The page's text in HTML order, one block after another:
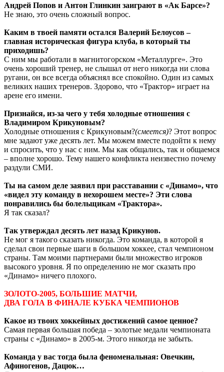
Андрей Попов и Антон Глинкин заиграют в «Ак Барсе»?
Не знаю, это очень сложный вопрос.
Каким в твоей памяти остался Валерий Белоусов –
главная историческая фигура клуба, в который ты
приходишь?
С ним мы работали в магнитогорском «Металлурге». Это
очень хороший тренер, не слышал от него никогда ни слова
ругани, он все всегда объяснял все спокойно. Один из самых
великих наших тренеров. Здорово, что «Трактор» играет на
арене его имени.
Признайся, из-за чего у тебя холодные отношения с
Владимиром Крикуновым?
Холодные отношения с Крикуновым?(смеется)? Этот вопрос
мне задают уже десять лет. Мы можем вместе подойти к нему
и спросить, что у нас с ним. Мы как общались, так и общаемся
– вполне хорошо. Тему нашего конфликта неизвестно почему
раздули СМИ.
Ты на самом деле заявил при расставании с «Динамо», что
«видел эту команду в нехорошем месте»? Эти слова
понравились бы болельщикам «Трактора».
Я так сказал?
Так утверждал десять лет назад Крикунов.
Не мог я такого сказать никогда. Это команда, в которой я
сделал свои первые шаги в большом хоккее, стал чемпионом
страны. Там моими партнерами были множество игроков
высокого уровня. Я по определению не мог сказать про
«Динамо» ничего плохого.
ЗОЛОТО-2005, БОЛЬШИЕ МАТЧИ,
ДВА ГОЛА В ФИНАЛЕ КУБКА ЧЕМПИОНОВ
Какое из твоих хоккейных достижений самое ценное?
Самая первая большая победа – золотые медали чемпионата
страны с «Динамо» в 2005-м. Этого никогда не забыть.
Команда у вас тогда была феноменальная: Овечкин,
Афиногенов, Дацюк…